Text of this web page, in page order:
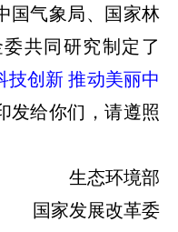
国气象局、国家林
共同研究制定了
技创新 推动美丽中
发给你们，请遵照
生态环境部
国家发展改革委